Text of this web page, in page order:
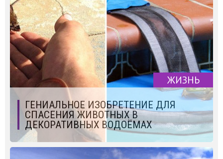
ЖИЗНЬ
ГЕНИАЛЬНОЕ ИЗОБРЕТЕНИЕ ДЛЯ
СПАСЕНИЯ ЖИВОТНЫХ В
ДЕКОРАТИВНЫХ ВОДОЁМАХ